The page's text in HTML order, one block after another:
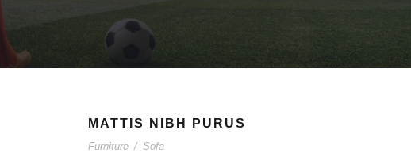
MATTIS NIBH PURUS
Furniture / Sofa